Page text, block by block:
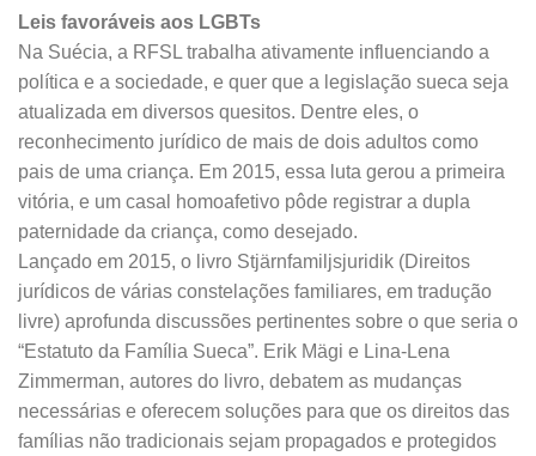
Leis favoráveis aos LGBTs
Na Suécia, a RFSL trabalha ativamente influenciando a
política e a sociedade, e quer que a legislação sueca seja
atualizada em diversos quesitos. Dentre eles, o
reconhecimento jurídico de mais de dois adultos como
pais de uma criança. Em 2015, essa luta gerou a primeira
vitória, e um casal homoafetivo pôde registrar a dupla
paternidade da criança, como desejado.
Lançado em 2015, o livro Stjärnfamiljsjuridik (Direitos
jurídicos de várias constelações familiares, em tradução
livre) aprofunda discussões pertinentes sobre o que seria o
“Estatuto da Família Sueca”. Erik Mägi e Lina-Lena
Zimmerman, autores do livro, debatem as mudanças
necessárias e oferecem soluções para que os direitos das
famílias não tradicionais sejam propagados e protegidos